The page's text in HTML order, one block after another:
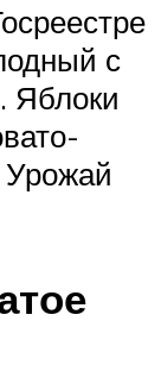
с
Яблоки
Урожай